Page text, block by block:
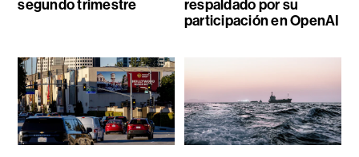
segundo trimestre
respaldado por su
participación en OpenAI